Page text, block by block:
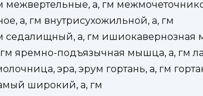
межвертельные, а, гм
а, гм внутрисухожильной, а, гм
седалищный, а, гм ишиокавернозная
яремно-подъязычная мышца, а, гм
эра, эрум гортань, а, гм
широкий, а, гм